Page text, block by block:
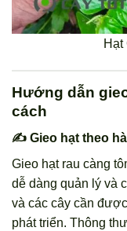
Hạt
Hướng dẫn
cách
✍️ Gieo hạt theo
Gieo hạt rau càng
dễ dàng quản lý và
và các cây cần
phát triển. Thông